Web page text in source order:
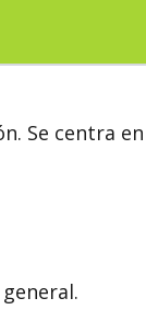
Se centra en